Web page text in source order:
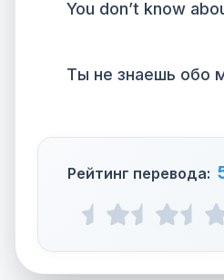
You don’t know
Ты не знаешь обо
Рейтинг перевода: